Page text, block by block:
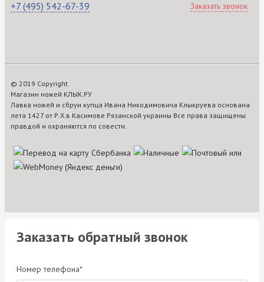
+7 (495) 542-67-39 Заказать звонок
© 2019 Copyright
Магазин ножей КЛЫК.РУ
Лавка ножей и сбруи купца Ивана Никодимовича Клыкруева основана
лета 1427 от Р.Х.в Касимове Рязанской украины Все права защищены
правдой и охраняются по совести.
Заказать обратный звонок
Номер телефона*